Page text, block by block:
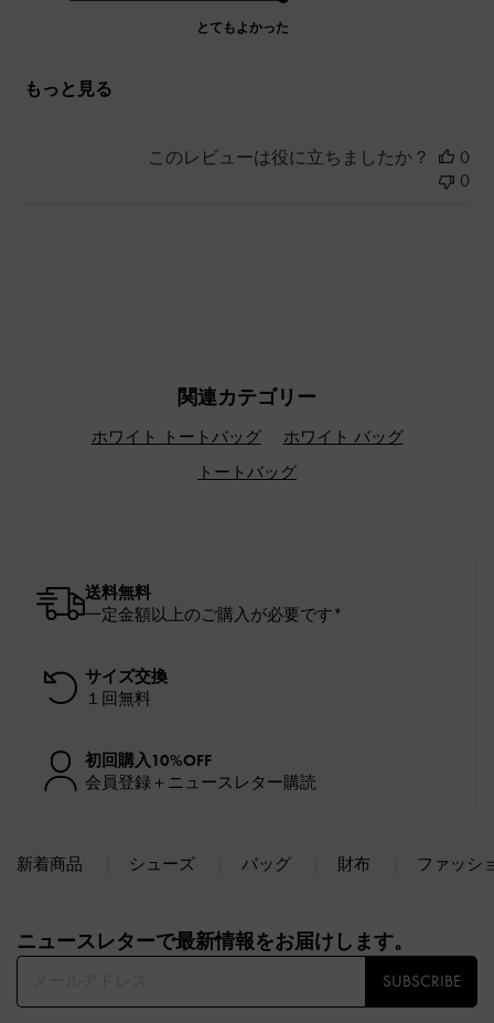
とてもよかった
もっと見る
このレビューは役に立ちましたか？
0
0
関連カテゴリー
ホワイト トートバッグ
ホワイト バッグ
トートバッグ
送料無料
一定金額以上のご購入が必要です*
サイズ交換
１回無料
初回購入10%OFF
会員登録＋ニュースレター購読
新着商品 シューズ バッグ 財布 ファッシ
ニュースレターで最新情報をお届けします。​
SUBSCRIBE